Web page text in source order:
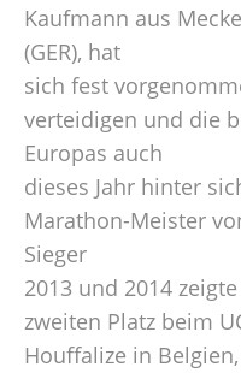
Kaufmann aus
(GER), hat
sich fest
verteidigen und die
Europas auch
dieses Jahr hinter
Marathon-Meister
Sieger
2013 und 2014
zweiten Platz beim
Houffalize in